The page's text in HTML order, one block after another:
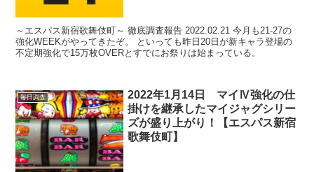
～エスパス新宿歌舞伎町～ 徹底調査報告 2022.02.21 今月も21-27の
強化WEEKがやってきたぞ。 といっても昨日20日が新キャラ登場の
不定期強化で15万枚OVERとすでにお祭りは始まっている。
毎日調査
2022年1月14日 マイⅣ強化の仕
掛けを継承したマイジャグシリー
ズが盛り上がり！【エスパス新宿
歌舞伎町】